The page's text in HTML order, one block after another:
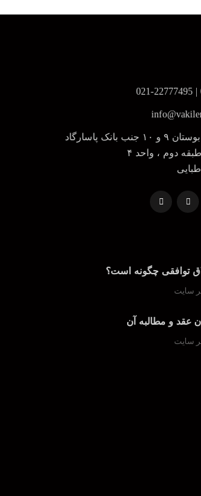
بانک پاسارگاد
دوم ، واحد ۴
توافقی چگونه است؟
سایت
عقد و مطالبه آن
سایت